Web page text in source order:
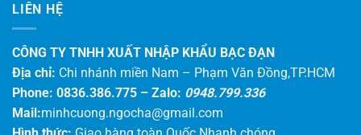
LIÊN HỆ
CÔNG TY TNHH XUẤT NHẬP KHẨU BẠC ĐẠN
Địa chỉ: Chi nhánh miền Nam – Phạm Văn Đồng,TP.HCM
Phone: 0836.386.775 – Zalo: 0948.799.336
Mail:minhcuong.ngocha@gmail.com